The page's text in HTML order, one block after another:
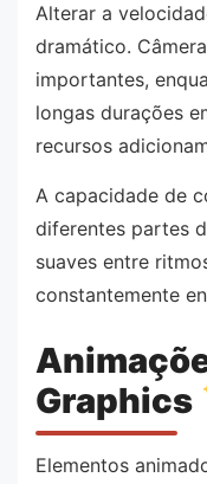
Alterar a
dramático.
importantes,
longas durações
recursos
A capacidade de
diferentes partes
suaves entre
constantemente
Graphics
Elementos